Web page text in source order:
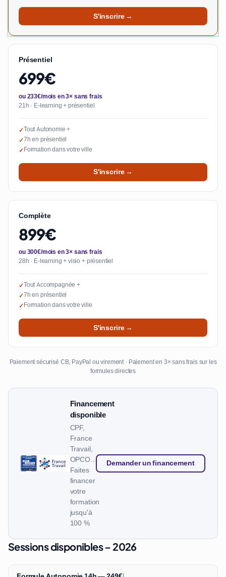
S'inscrire →
Présentiel
699€
ou 233€/mois en 3× sans frais
21h · E-learning + présentiel
✓Tout Autonomie +
✓7h en présentiel
✓Formation dans votre ville
S'inscrire →
Complète
899€
ou 300€/mois en 3× sans frais
28h · E-learning + visio + présentiel
✓Tout Accompagnée +
✓7h en présentiel
✓Formation dans votre ville
S'inscrire →
Paiement sécurisé CB, PayPal ou virement · Paiement en 3× sans frais sur les
formules directes
Financement
disponible
CPF,
France
Travail,
OPCO…
Faites
financer
votre
formation
jusqu'à
100 %
Demander un financement
Sessions disponibles – 2026